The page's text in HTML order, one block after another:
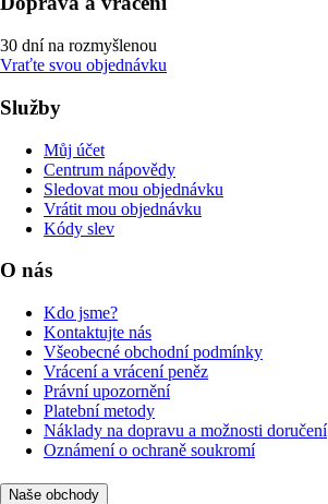
30 dní na rozmyšlenou
Vraťte svou objednávku
Služby
Můj účet
Centrum nápovědy
Sledovat mou objednávku
Vrátit mou objednávku
Kódy slev
O nás
Kdo jsme?
Kontaktujte nás
Všeobecné obchodní podmínky
Vrácení a vrácení peněz
Právní upozornění
Platební metody
Náklady na dopravu a možnosti doručení
Oznámení o ochraně soukromí
Naše obchody